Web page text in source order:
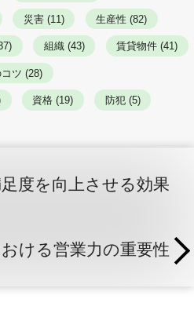
災害 (11) 生産性 (82)
組織 (43) 賃貸物件 (41)
ツ (28)
資格 (19) 防犯 (5)
度を向上させる効果
ける営業力の重要性